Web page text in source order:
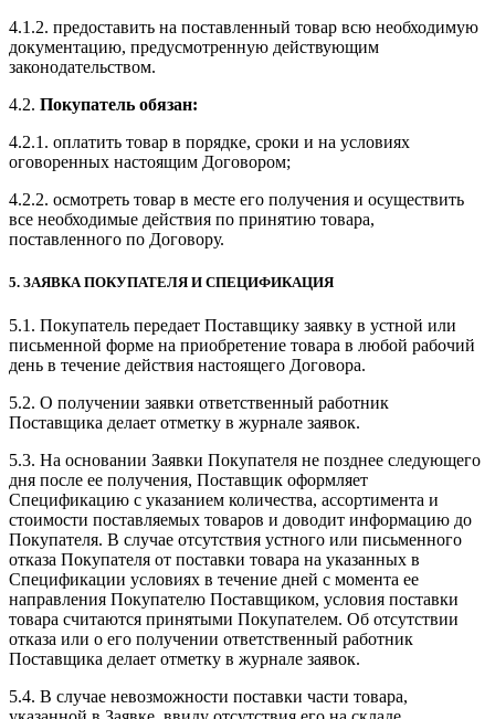
4.1.2. предоставить на поставленный товар всю необходимую
документацию, предусмотренную действующим
законодательством.
4.2. Покупатель обязан:
4.2.1. оплатить товар в порядке, сроки и на условиях
оговоренных настоящим Договором;
4.2.2. осмотреть товар в месте его получения и осуществить
все необходимые действия по принятию товара,
поставленного по Договору.
5. ЗАЯВКА ПОКУПАТЕЛЯ И СПЕЦИФИКАЦИЯ
5.1. Покупатель передает Поставщику заявку в устной или
письменной форме на приобретение товара в любой рабочий
день в течение действия настоящего Договора.
5.2. О получении заявки ответственный работник
Поставщика делает отметку в журнале заявок.
5.3. На основании Заявки Покупателя не позднее следующего
дня после ее получения, Поставщик оформляет
Спецификацию с указанием количества, ассортимента и
стоимости поставляемых товаров и доводит информацию до
Покупателя. В случае отсутствия устного или письменного
отказа Покупателя от поставки товара на указанных в
Спецификации условиях в течение дней с момента ее
направления Покупателю Поставщиком, условия поставки
товара считаются принятыми Покупателем. Об отсутствии
отказа или о его получении ответственный работник
Поставщика делает отметку в журнале заявок.
5.4. В случае невозможности поставки части товара,